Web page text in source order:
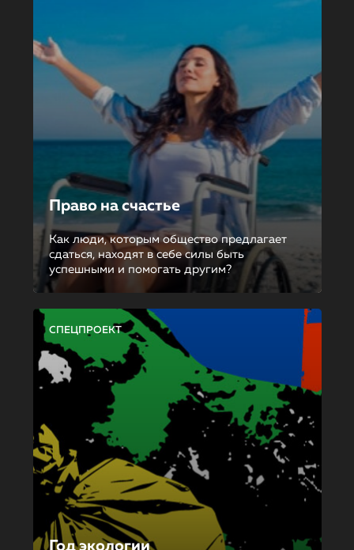
Право на счастье
Как люди, которым общество предлагает
сдаться, находят в себе силы быть
успешными и помогать другим?
СПЕЦПРОЕКТ
Год экологии